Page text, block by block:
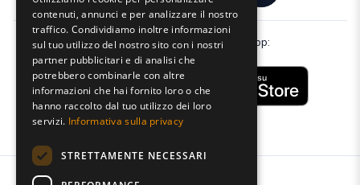
Scarica gratuitamente la nostra app:
contenuti, annunci e per analizzare il nostro
traffico. Condividiamo inoltre informazioni
sul tuo utilizzo del nostro sito con i nostri
partner pubblicitari e di analisi che
potrebbero combinarle con altre
informazioni che hai fornito loro o che
hanno raccolto dal tuo utilizzo dei loro
servizi. Informativa sulla privacy
STRETTAMENTE NECESSARI